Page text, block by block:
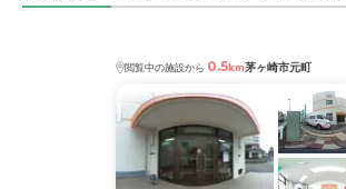
閲覧中の施設から 0.5km茅ヶ崎市元町